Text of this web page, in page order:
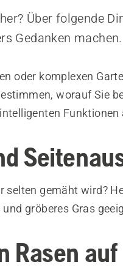
Über folgende
Gedanken machen.
oder komplexen
worauf Sie
Funktionen
selten gemäht wird?
gröberes Gras
Rasen auf